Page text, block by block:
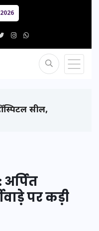
सील,
पर कड़ी